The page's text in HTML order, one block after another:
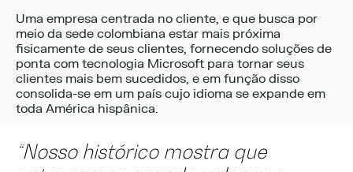
Uma empresa centrada no cliente, e que busca por
meio da sede colombiana estar mais próxima
fisicamente de seus clientes, fornecendo soluções de
ponta com tecnologia Microsoft para tornar seus
clientes mais bem sucedidos, e em função disso
consolida-se em um país cujo idioma se expande em
toda América hispânica.
“Nosso histórico mostra que